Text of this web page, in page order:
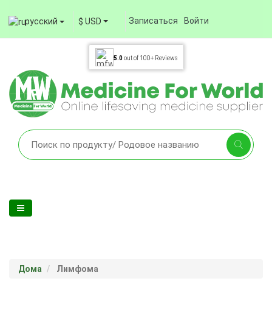
русский $ USD Записаться Войти
5.0out of 100+ Reviews
Дома Лимфома